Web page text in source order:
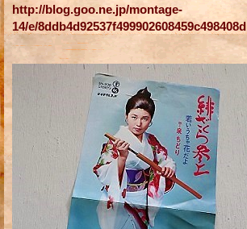
http://blog.goo.ne.jp/montage-
14/e/8ddb4d92537f499902608459c498408d